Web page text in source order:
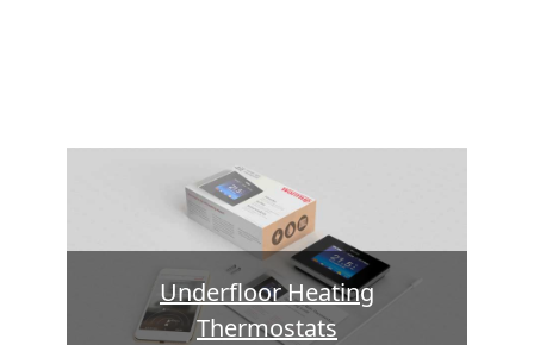
Underfloor Heating
Thermostats